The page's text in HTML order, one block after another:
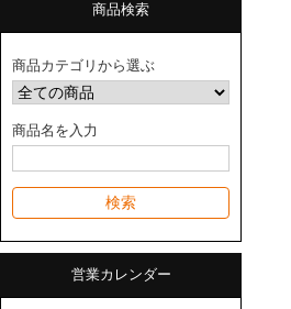
商品検索
商品カテゴリから選ぶ
商品名を入力
営業カレンダー